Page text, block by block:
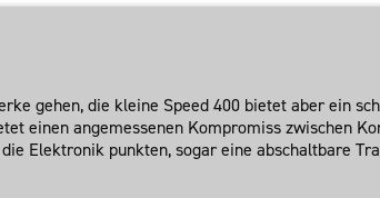
gehen, die kleine Speed 400 bietet aber ein
einen angemessenen Kompromiss zwischen
Elektronik punkten, sogar eine abschaltbare